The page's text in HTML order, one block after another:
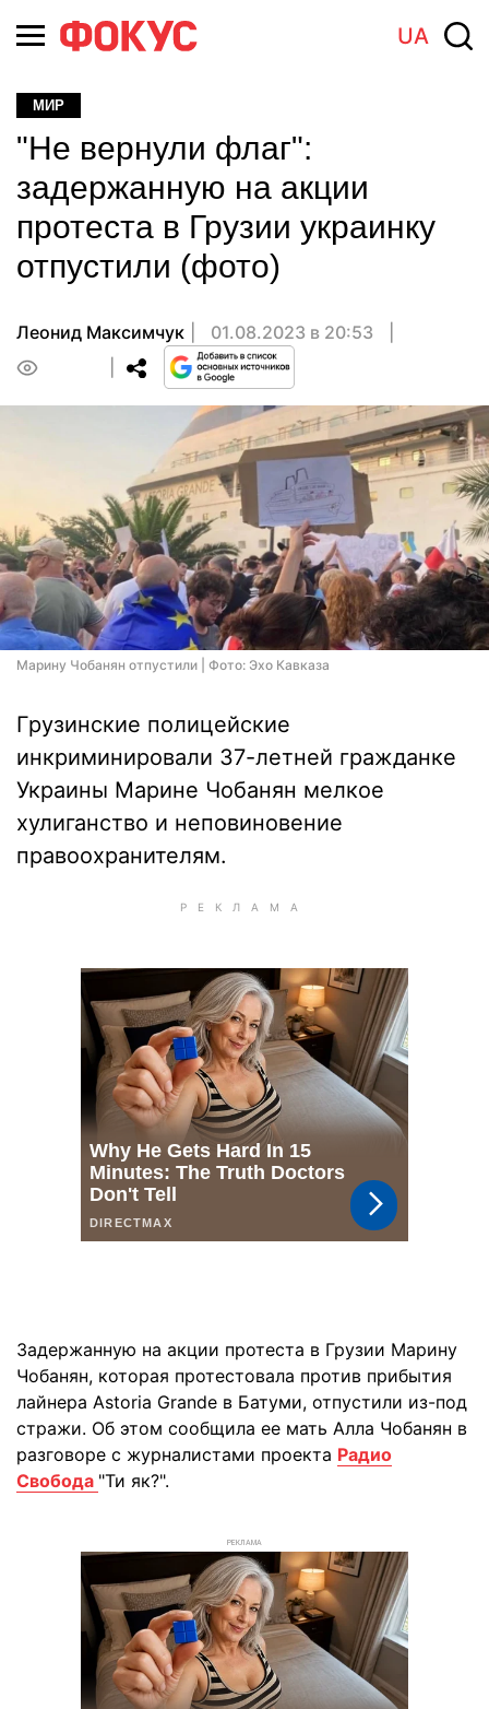
UA
МИР
"Не вернули флаг":
задержанную на акции
протеста в Грузии украинку
отпустили (фото)
Леонид Максимчук
01.08.2023 в 20:53
Марину Чобанян отпустили | Фото: Эхо Кавказа
Грузинские полицейские
инкриминировали 37-летней гражданке
Украины Марине Чобанян мелкое
хулиганство и неповиновение
правоохранителям.
Задержанную на акции протеста в Грузии Марину
Чобанян, которая протестовала против прибытия
лайнера Astoria Grande в Батуми, отпустили из-под
стражи. Об этом сообщила ее мать Алла Чобанян в
разговоре с журналистами проекта Радио
Свобода "Ти як?".
РЕКЛАМА